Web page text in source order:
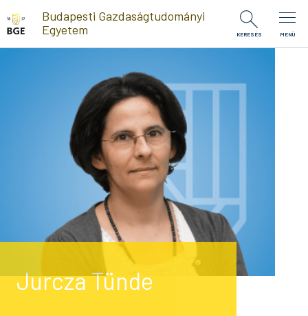
Ugrás a tartalomra
Budapesti Gazdaságtudományi
Egyetem
KERESÉS MENÜ
Jurcza Tünde